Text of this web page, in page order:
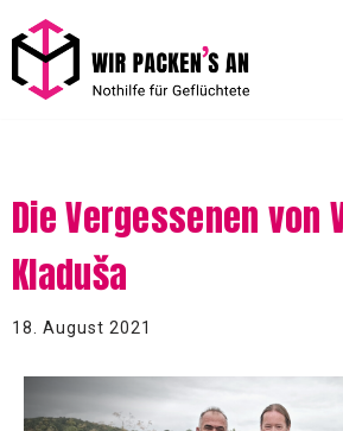
Zum
Inhalt
Die Vergessenen von
Kladuša
18. August 2021